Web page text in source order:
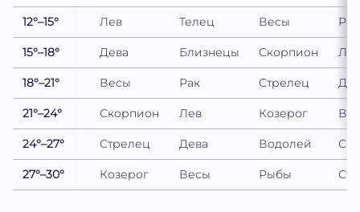
12°–15° Лев Телец Весы Рак
15°–18° Дева Близнецы Скорпион Лев
18°–21° Весы Рак Стрелец
21°–24° Скорпион Лев Козерог
24°–27° Стрелец Дева Водолей
27°–30° Козерог Весы Рыбы